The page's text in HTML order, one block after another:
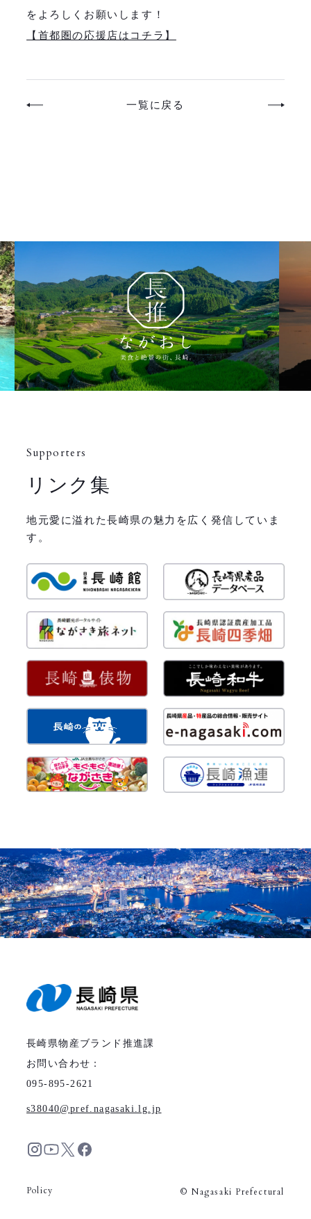
をよろしくお願いします！
【首都圏の応援店はコチラ】
一覧に戻る
Supporters
リンク集
地元愛に溢れた長崎県の魅力を広く発信していま
す。
長崎県物産ブランド推進課
お問い合わせ：
095-895-2621
s38040 pref.nagasaki.lg.jp
Policy © Nagasaki Prefectural